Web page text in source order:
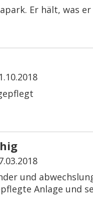
Er hält, was
und
Anlage und